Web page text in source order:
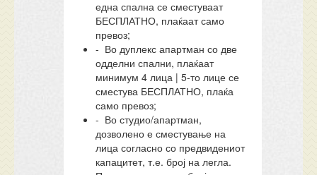
една спална се сместуваат
БЕСПЛАТНО, плаќаат само
превоз;
- Во дуплекс апартман со две
одделни спални, плаќаат
минимум 4 лица | 5-то лице се
сместува БЕСПЛАТНО, плаќа
само превоз;
- Во студио/апартман,
дозволено е сместување на
лица согласно со предвидениот
капацитет, т.е. број на легла.